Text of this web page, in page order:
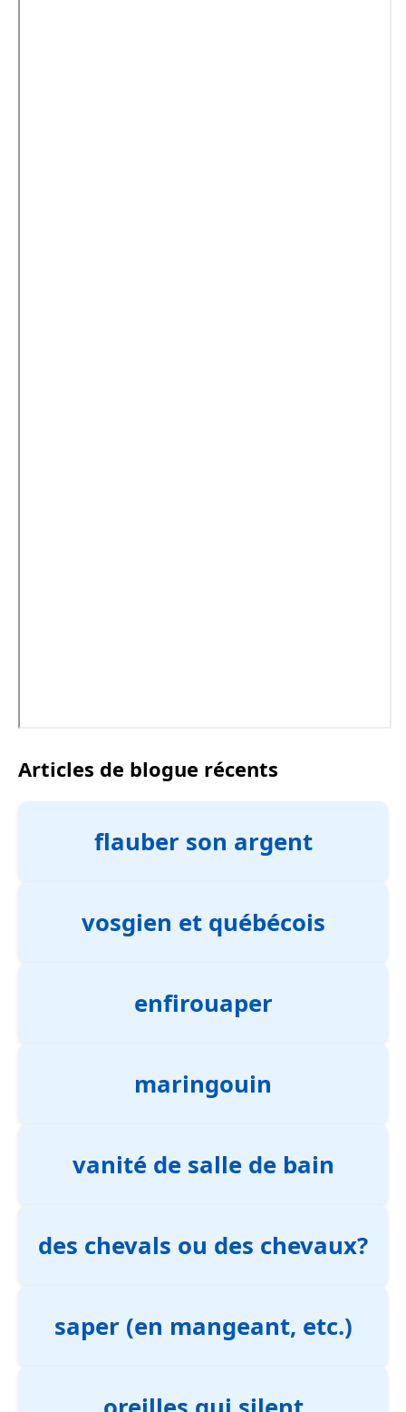
Articles de blogue récents
flauber son argent
vosgien et québécois
enfirouaper
maringouin
vanité de salle de bain
des chevals ou des chevaux?
saper (en mangeant, etc.)